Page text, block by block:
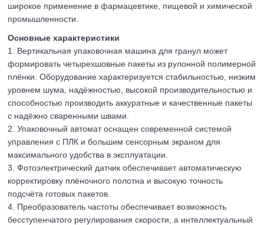
широкое применение в фармацевтике, пищевой и химической
промышленности.
Основные характеристики
1. Вертикальная упаковочная машина для гранул может
формировать четырехшовные пакеты из рулонной полимерной
плёнки. Оборудование характеризуется стабильностью, низким
уровнем шума, надёжностью, высокой производительностью и
способностью производить аккуратные и качественные пакеты
с надёжно сваренными швами.
2. Упаковочный автомат оснащен современной системой
управления с ПЛК и большим сенсорным экраном для
максимального удобства в эксплуатации.
3. Фотоэлектрический датчик обеспечивает автоматическую
корректировку плёночного полотна и высокую точность
подсчёта готовых пакетов.
4. Преобразователь частоты обеспечивает возможность
бесступенчатого регулирования скорости, а интеллектуальный